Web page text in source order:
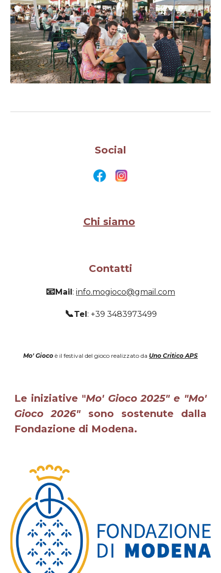
Social
Chi siamo
Contatti
📧Mail: info.mogioco@gmail.com
📞Tel: +39 3483973499
Mo' Gioco è il festival del gioco realizzato da Uno Critico APS
Le iniziative "Mo' Gioco 2025" e "Mo'
Gioco 2026"sono sostenute dalla
Fondazione di Modena.